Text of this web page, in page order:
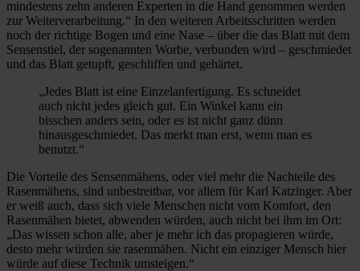
mindestens zehn anderen Experten in die Hand genommen werden
zur Weiterverarbeitung.“ In den weiteren Arbeitsschritten werden
noch der richtige Bogen und eine Nase – über die das Blatt mit dem
Sensenstiel, der sogenannten Worbe, verbunden wird – geschmiedet
und das Blatt getupft, geschliffen und gehärtet.
„Jedes Blatt ist eine Einzelanfertigung. Es schneidet
auch nicht jedes gleich gut. Ein Winkel kann ein
bisschen anders sein, oder es ist nicht ganz dünn
hinausgeschmiedet. Das merkt man erst, wenn man es
benutzt.“
Die Vorteile des Sensenmähens, oder viel mehr die Nachteile des
Rasenmähens, sind unbestreitbar, vor allem für Karl Katzinger. Aber
er weiß auch, dass sich viele Menschen nicht vom Komfort, den
Rasenmähen bietet, abwenden würden, auch nicht bei ihm im Ort:
„Das wissen schon alle, aber je mehr ich das propagieren würde,
desto mehr würden sie rasenmähen. Nicht ein einziger Mensch hier
würde auf diese Technik umsteigen.“